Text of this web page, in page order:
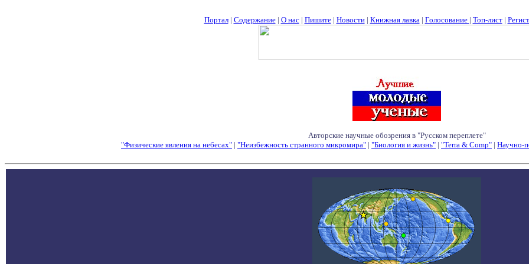
Портал| Содержание| О нас| Пишите| Новости| Книжная лавка| Голосование | Топ-лист|
Авторские научные обозрения в "Русском переплете"
"Физические явления на небесах" | "Неизбежность странного микромира" | "Биология и жизнь" | "Terra & Comp" | Научно-